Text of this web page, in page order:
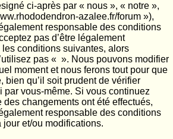
ci-après par « nous », « notre »,
azalee.fr/forum »),
responsable des conditions
pas d’être légalement
conditions suivantes, alors
pas « ». Nous pouvons modifier
moment et nous ferons tout pour que
bien qu’il soit prudent de vérifier
par vous-même. Si vous continuez
changements ont été effectués,
responsable des conditions
et/ou modifications.